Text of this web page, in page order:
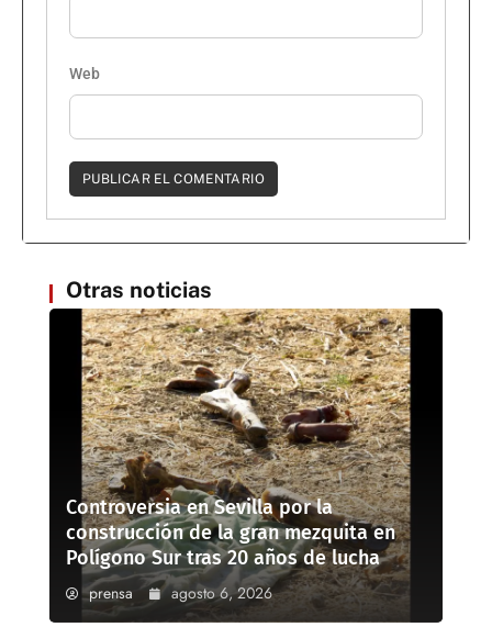
Web
Otras noticias
Controversia en Sevilla por la
construcción de la gran mezquita en
Polígono Sur tras 20 años de lucha
prensa agosto 6, 2026